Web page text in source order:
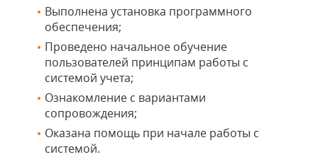
Выполнена установка программного
обеспечения;
Проведено начальное обучение
пользователей принципам работы с
системой учета;
Ознакомление с вариантами
сопровождения;
Оказана помощь при начале работы с
системой.